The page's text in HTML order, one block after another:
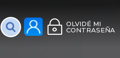
PlataformaOLVIDÉ MI
CONTRASEÑA